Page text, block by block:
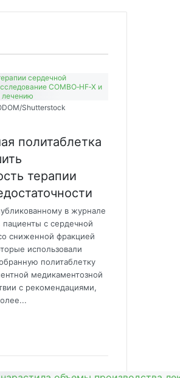
Shutterstoсk
политаблетка
терапии
в журнале
с сердечной
сниженной фракцией
использовали
политаблетку
медикаментозной
с рекомендациями,